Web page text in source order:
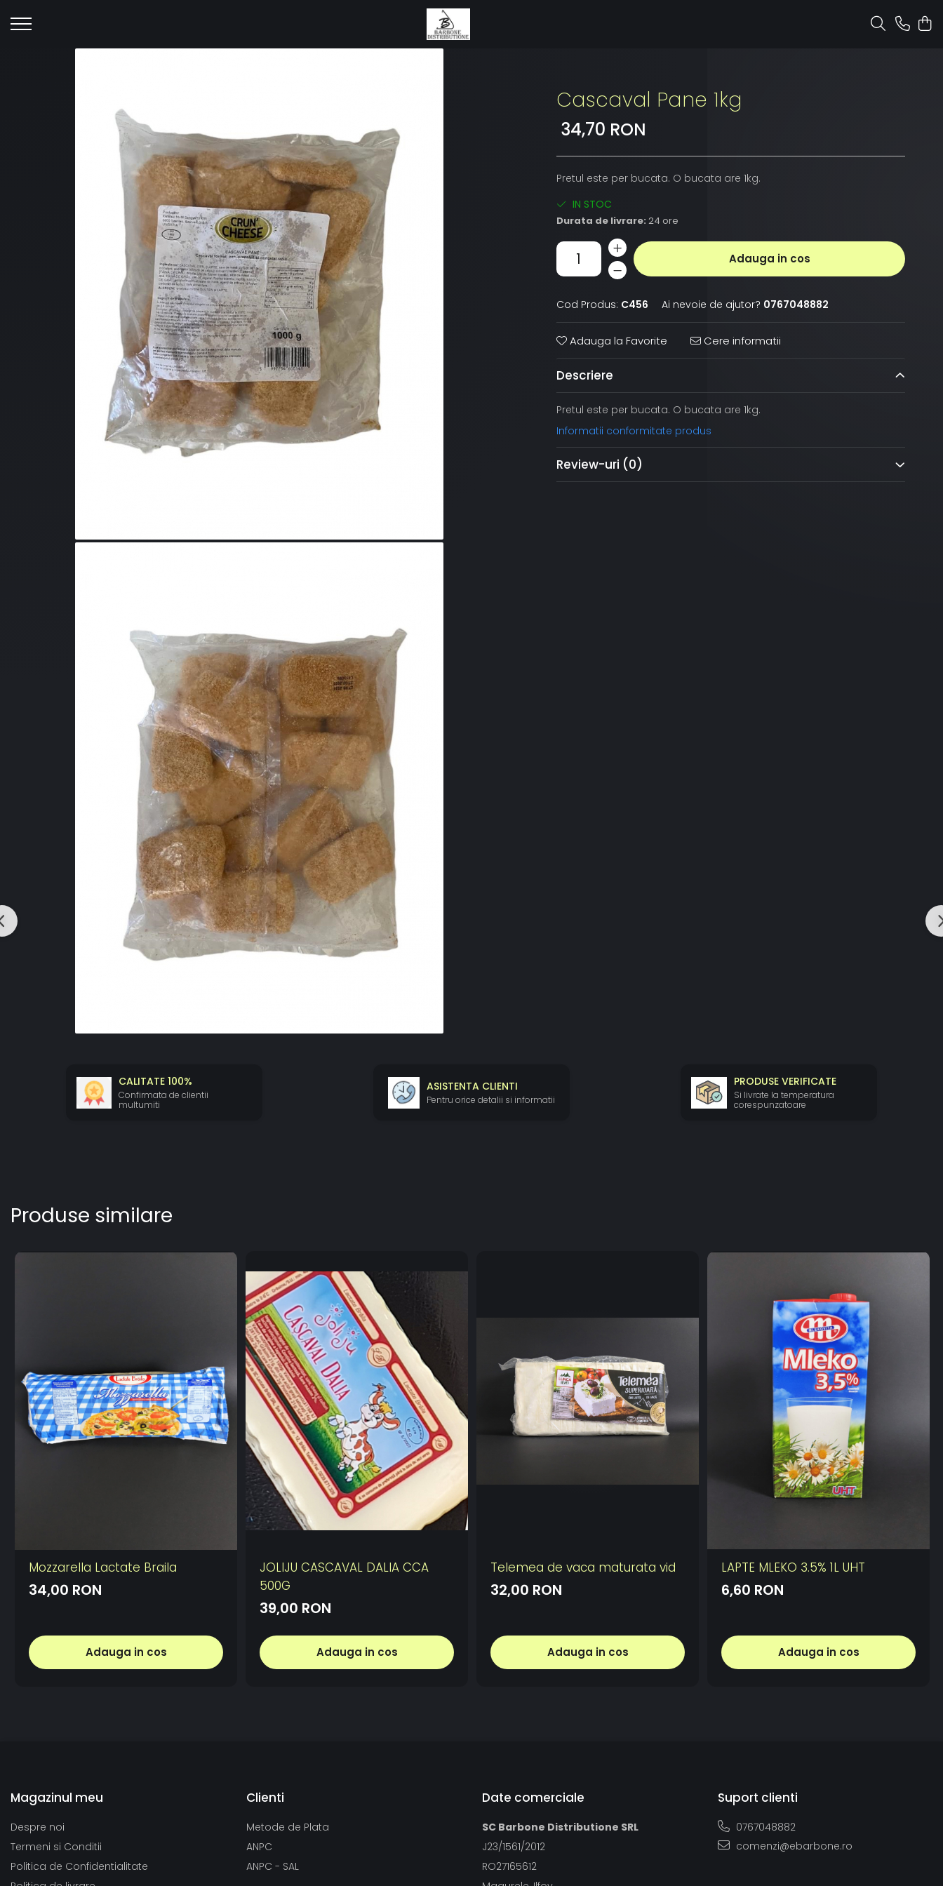
Cascaval Pane 1kg
34,70 RON
Pretul este per bucata. O bucata are 1kg.
IN STOC
Durata de livrare: 24 ore
Adauga in cos
Cod Produs: C456 Ai nevoie de ajutor? 0767048882
Adauga la Favorite Cere informatii
Descriere
Pretul este per bucata. O bucata are 1kg.
Informatii conformitate produs
Review-uri (0)
CALITATE 100%
Confirmata de clientii
multumiti
ASISTENTA CLIENTI
Pentru orice detalii si informatii
PRODUSE VERIFICATE
Si livrate la temperatura
corespunzatoare
Produse similare
Mozzarella Lactate Braila
34,00 RON
Adauga in cos
JOLIJU CASCAVAL DALIA CCA
500G
39,00 RON
Adauga in cos
Telemea de vaca maturata vid
32,00 RON
Adauga in cos
LAPTE MLEKO 3.5% 1L UHT
6,60 RON
Adauga in cos
Magazinul meu
Despre noi
Termeni si Conditii
Politica de Confidentialitate
Clienti
Metode de Plata
ANPC
ANPC - SAL
Date comerciale
SC Barbone Distributione SRL
J23/1561/2012
RO27165612
Suport clienti
0767048882
comenzi@ebarbone.ro